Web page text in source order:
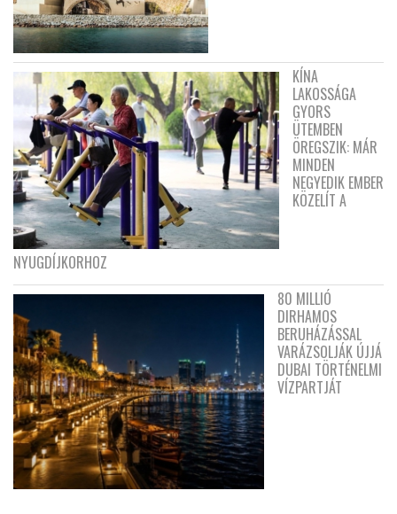
KÍNA
LAKOSSÁGA
GYORS
ÜTEMBEN
ÖREGSZIK: MÁR
MINDEN
NEGYEDIK EMBER
KÖZELÍT A
NYUGDÍJKORHOZ
80 MILLIÓ
DIRHAMOS
BERUHÁZÁSSAL
VARÁZSOLJÁK ÚJJÁ
DUBAI TÖRTÉNELMI
VÍZPARTJÁT